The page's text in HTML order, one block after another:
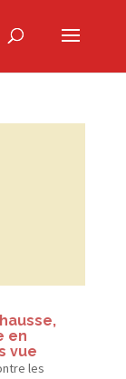
en
vue
les